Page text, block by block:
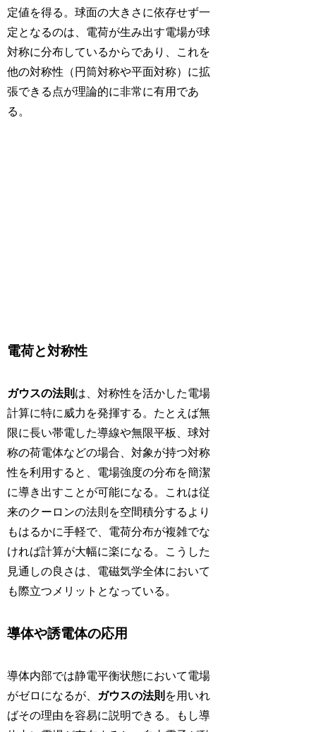
定値を得る。球面の大きさに依存せず一
定となるのは、電荷が生み出す電場が球
対称に分布しているからであり、これを
他の対称性（円筒対称や平面対称）に拡
張できる点が理論的に非常に有用であ
る。
電荷と対称性
ガウスの法則 は、対称性を活かした電場
計算に特に威力を発揮する。たとえば無
限に長い帯電した導線や無限平板、球対
称の荷電体などの場合、対象が持つ対称
性を利用すると、電場強度の分布を簡潔
に導き出すことが可能になる。これは従
来のクーロンの法則を空間積分するより
もはるかに手軽で、電荷分布が複雑でな
ければ計算が大幅に楽になる。こうした
見通しの良さは、電磁気学全体において
も際立つメリットとなっている。
導体や誘電体の応用
導体内部では静電平衡状態において電場
がゼロになるが、
ガウスの法則 を用いれ
ばその理由を容易に説明できる。もし導